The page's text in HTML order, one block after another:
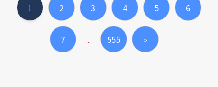
1 2 3 4 5 6
7 ... 555 »